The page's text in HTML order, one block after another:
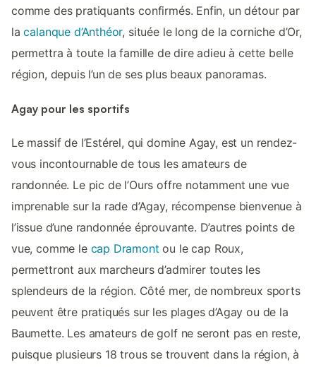
comme des pratiquants confirmés. Enfin, un détour par
lacalanque d’Anthéor, située le long de la corniche d’Or,
permettra à toute la famille de dire adieu à cette belle
région, depuis l’un de ses plus beaux panoramas.
Agay pour les sportifs
Le massif de l’Estérel, qui domine Agay, est un rendez-
vous incontournable de tous les amateurs de
randonnée. Le pic de l’Ours offre notamment une vue
imprenable sur la rade d’Agay, récompense bienvenue à
l’issue d’une randonnée éprouvante. D’autres points de
vue, comme le cap Dramont ou le cap Roux,
permettront aux marcheurs d’admirer toutes les
splendeurs de la région. Côté mer, de nombreux sports
peuvent être pratiqués sur les plages d’Agay ou de la
Baumette. Les amateurs de golf ne seront pas en reste,
puisque plusieurs 18 trous se trouvent dans la région, à